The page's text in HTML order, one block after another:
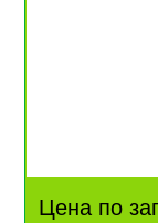
Цена по